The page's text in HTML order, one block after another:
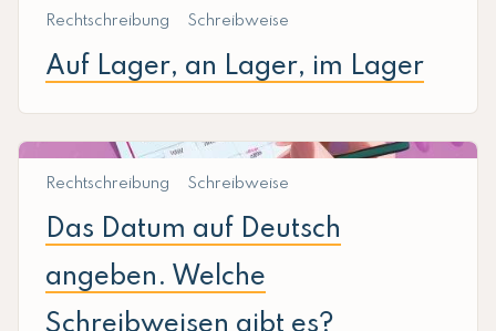
Rechtschreibung Schreibweise
Auf Lager, an Lager, im Lager
Rechtschreibung Schreibweise
Das Datum auf Deutsch
angeben. Welche
Schreibweisen gibt es?